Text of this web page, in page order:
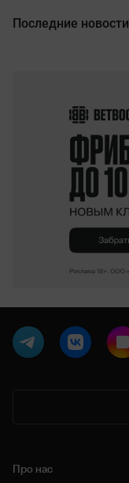
Последние новости
Про нас